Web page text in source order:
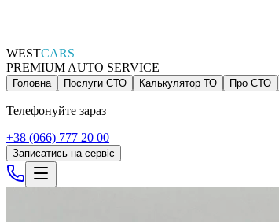
WESTCARS
PREMIUM AUTO SERVICE
Головна Послуги СТО Калькулятор ТО Про СТО
Телефонуйте зараз
+38 (066) 777 20 00
Записатись на сервіс